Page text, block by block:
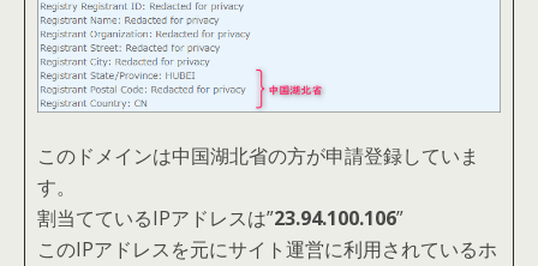
このドメインは中国湖北省の方が申請登録していま
す。
割当てているIPアドレスは”23.94.100.106”
このIPアドレスを元にサイト運営に利用されているホ